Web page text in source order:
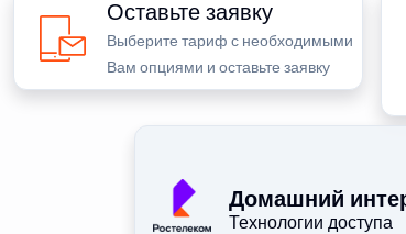
Оставьте заявку
Выберите тариф с необходимыми
Вам опциями и оставьте заявку
Домашний
Технологии доступа